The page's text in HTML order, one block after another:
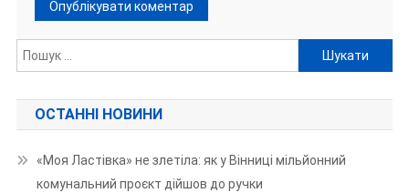
Пошук:
ОСТАННІ НОВИНИ
«Моя Ластівка» не злетіла: як у Вінниці мільйонний
комунальний проєкт дійшов до ручки